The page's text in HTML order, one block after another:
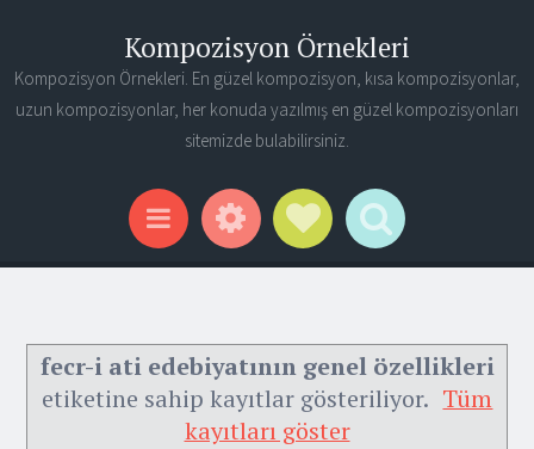
Kompozisyon Örnekleri
Kompozisyon Örnekleri. En güzel kompozisyon, kısa kompozisyonlar,
uzun kompozisyonlar, her konuda yazılmış en güzel kompozisyonları
sitemizde bulabilirsiniz.
Menu WidgetsSocial Links
Search
fecr-i ati edebiyatının genel özellikleri
etiketine sahip kayıtlar gösteriliyor. Tüm
kayıtları göster